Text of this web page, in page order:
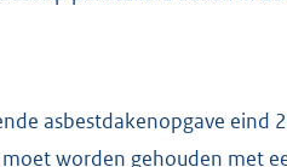
asbestdakenopgave eind
worden gehouden met